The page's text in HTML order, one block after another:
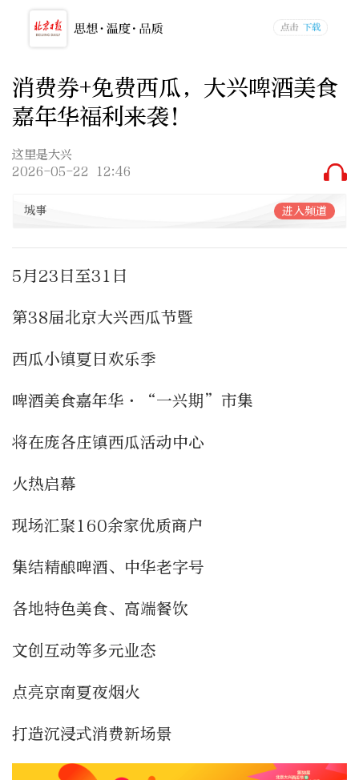
消费券+免费西瓜，大兴啤酒美食
嘉年华福利来袭！
这里是大兴
2026-05-22 12:46
城事 进入频道
5月23日至31日
第38届北京大兴西瓜节暨
西瓜小镇夏日欢乐季
啤酒美食嘉年华·“一兴期”市集
将在庞各庄镇西瓜活动中心
火热启幕
现场汇聚160余家优质商户
集结精酿啤酒、中华老字号
各地特色美食、高端餐饮
文创互动等多元业态
点亮京南夏夜烟火
打造沉浸式消费新场景